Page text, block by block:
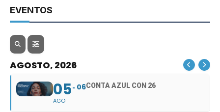
EVENTOS
AGOSTO, 2026
05
AGO
06CONTA AZUL CON 26